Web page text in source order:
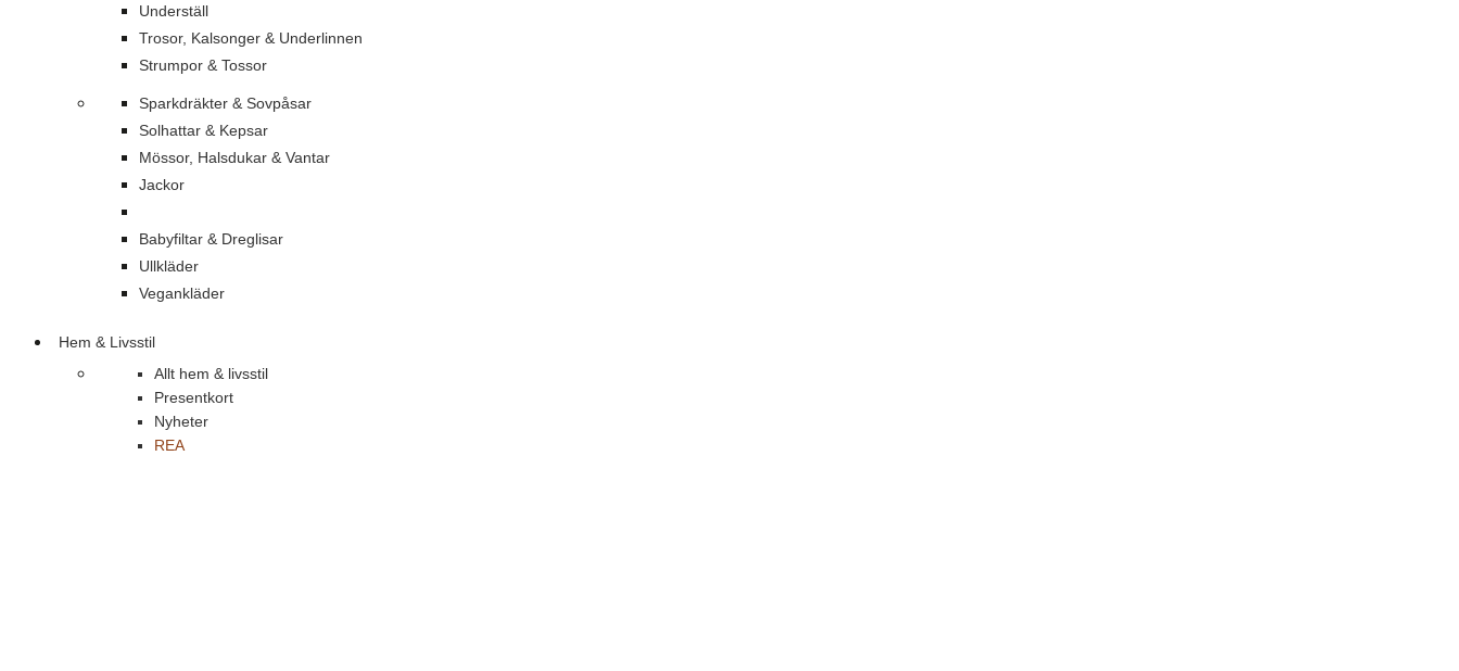
Underställ
Trosor, Kalsonger & Underlinnen
Strumpor & Tossor
Sparkdräkter & Sovpåsar
Solhattar & Kepsar
Mössor, Halsdukar & Vantar
Jackor
Babyfiltar & Dreglisar
Ullkläder
Vegankläder
Hem & Livsstil
Allt hem & livsstil
Presentkort
Nyheter
REA